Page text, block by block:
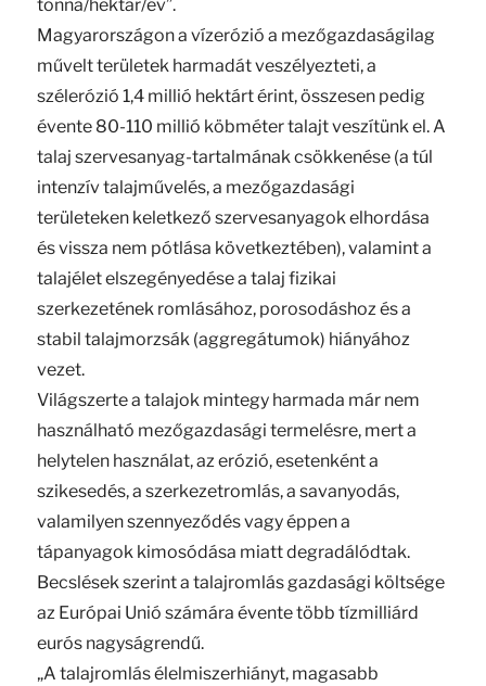
tonna/hektár/év”.
Magyarországon a vízerózió a mezőgazdaságilag
művelt területek harmadát veszélyezteti, a
szélerózió 1,4 millió hektárt érint, összesen pedig
évente 80-110 millió köbméter talajt veszítünk el. A
talaj szervesanyag-tartalmának csökkenése (a túl
intenzív talajművelés, a mezőgazdasági
területeken keletkező szervesanyagok elhordása
és vissza nem pótlása következtében), valamint a
talajélet elszegényedése a talaj fizikai
szerkezetének romlásához, porosodáshoz és a
stabil talajmorzsák (aggregátumok) hiányához
vezet.
Világszerte a talajok mintegy harmada már nem
használható mezőgazdasági termelésre, mert a
helytelen használat, az erózió, esetenként a
szikesedés, a szerkezetromlás, a savanyodás,
valamilyen szennyeződés vagy éppen a
tápanyagok kimosódása miatt degradálódtak.
Becslések szerint a talajromlás gazdasági költsége
az Európai Unió számára évente több tízmilliárd
eurós nagyságrendű.
„A talajromlás élelmiszerhiányt, magasabb